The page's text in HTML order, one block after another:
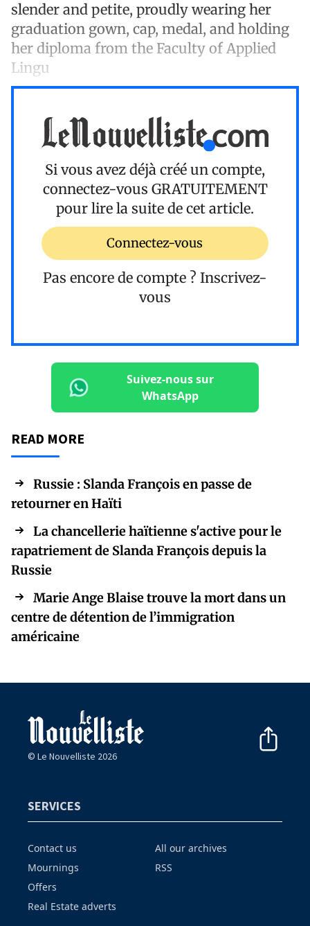
slender and petite, proudly wearing her
graduation gown, cap, medal, and holding
her diploma from the Faculty of Applied
Lingu
Si vous avez déjà créé un compte,
connectez-vous GRATUITEMENT
pour lire la suite de cet article.
Connectez-vous
Pas encore de compte ? Inscrivez-
vous
Suivez-nous sur
WhatsApp
READ MORE
Russie : Slanda François en passe de
retourner en Haïti
La chancellerie haïtienne s'active pour le
rapatriement de Slanda François depuis la
Russie
Marie Ange Blaise trouve la mort dans un
centre de détention de l’immigration
américaine
© Le Nouvelliste 2026
SERVICES
Contact us
Mournings
Offers
Real Estate adverts
All our archives
RSS